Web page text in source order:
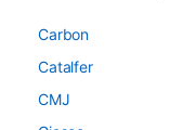
Carbon
Catalfer
CMJ